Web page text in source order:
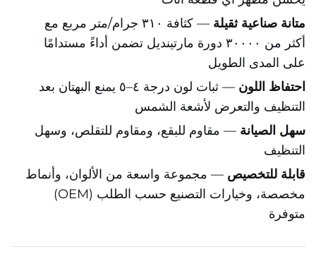
متانة صناعية ثقيلة
— كثافة ٣١٠ جرام/متر مربع مع
أكثر من ٣٠٠٠٠ دورة مارتينديل تضمن أداءً مستدامًا
على المدى الطويل
احتفاظ اللون
— ثبات لون درجة ٤–٥ يمنع البهتان بعد
التنظيف والتعرض لأشعة الشمس
سهل الصيانة — مقاوم للبقع، ومقاوم للتقلص، وسهل
التنظيف
قابلة للتخصيص — مجموعة واسعة من الألوان، وأنماط
مخصصة، وخيارات التصنيع حسب الطلب (OEM)
متوفرة